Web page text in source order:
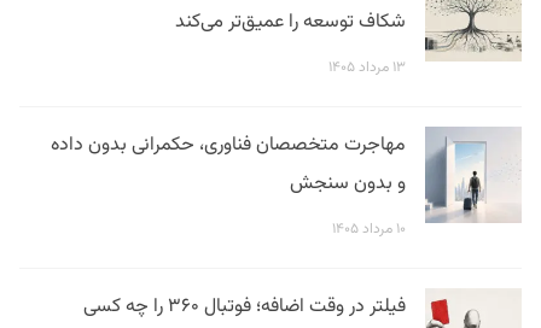
شکاف توسعه را عمیق‌تر می‌کند
۱۳ مرداد ۱۴۰۵
مهاجرت متخصصان فناوری، حکمرانی بدون داده
و بدون سنجش
۱۰ مرداد ۱۴۰۵
فیلتر در وقت اضافه؛ فوتبال ۳۶۰ را چه کسی